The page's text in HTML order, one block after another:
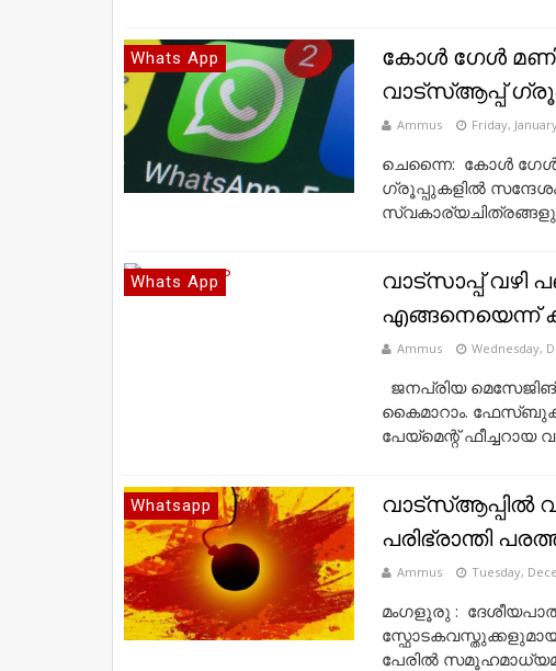
Whats App
കോള്‍ ഗേള്‍
വാട്‌സ്ആപ്പ്
Ammus Friday,
ചെന്നൈ: കോള്‍ ഗേള്‍
ഗ്രൂപ്പുകളില്‍
സ്വകാര്യചിത്രങ്ങളും.
Whats App
വാട്സാപ്പ് വഴി
എങ്ങനെയെന്ന്
Ammus Wednesday,
ജനപ്രിയ
കൈമാറാം.
പേയ്‌മെന്റ് ഫീച്ചറായ
Whatsapp
വാട്‌സ്ആപ്പിൽ
പരിഭ്രാന്തി
Ammus Tuesday,
മംഗളൂരു :
പേരിൽ